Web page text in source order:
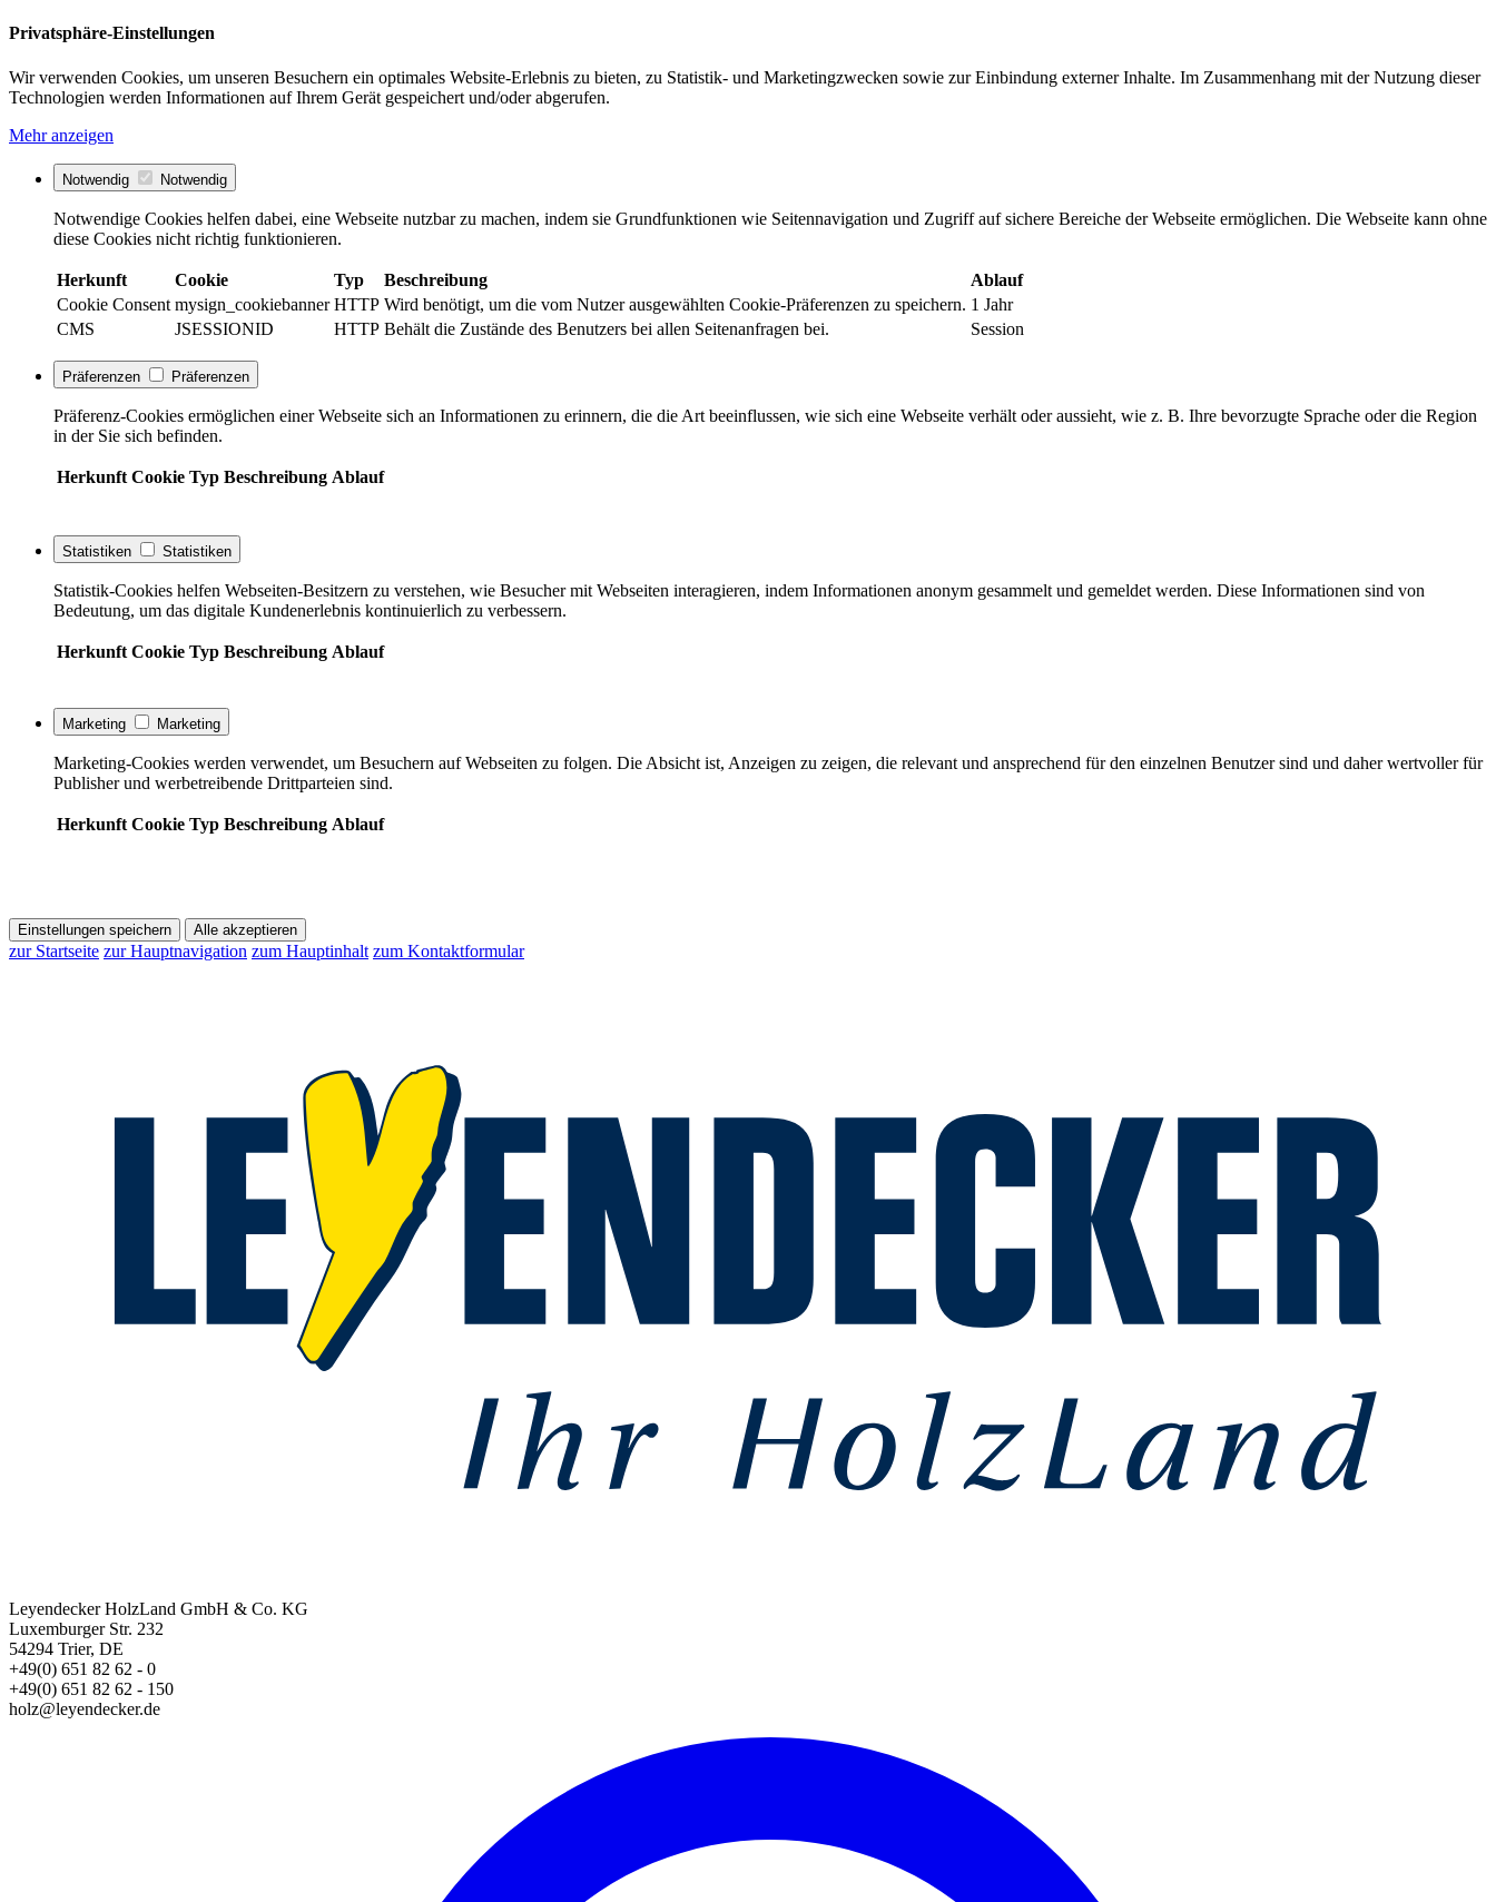
Privatsphäre-Einstellungen
Wir verwenden Cookies, um unseren Besuchern ein optimales Website-Erlebnis zu bieten, zu Statistik- und Marketingzwecken sowie zur Einbindung externer Inhalte. Im Zusammenhang mit der Nutzung dieser
Technologien werden Informationen auf Ihrem Gerät gespeichert und/oder abgerufen.
Mehr anzeigen
Notwendig Notwendig
Notwendige Cookies helfen dabei, eine Webseite nutzbar zu machen, indem sie Grundfunktionen wie Seitennavigation und Zugriff auf sichere Bereiche der Webseite ermöglichen. Die Webseite kann ohne
diese Cookies nicht richtig funktionieren.
Herkunft Cookie Typ Beschreibung
Ablauf
Cookie Consent mysign_cookiebanner HTTP Wird benötigt, um die vom Nutzer ausgewählten Cookie-Präferenzen zu speichern. 1 Jahr
CMS
JSESSIONID HTTP Behält die Zustände des Benutzers bei allen Seitenanfragen bei. Session
Präferenzen Präferenzen
Präferenz-Cookies ermöglichen einer Webseite sich an Informationen zu erinnern, die die Art beeinflussen, wie sich eine Webseite verhält oder aussieht, wie z. B. Ihre bevorzugte Sprache oder die Region
in der Sie sich befinden.
Herkunft Cookie Typ Beschreibung Ablauf
Statistiken Statistiken
Statistik-Cookies helfen Webseiten-Besitzern zu verstehen, wie Besucher mit Webseiten interagieren, indem Informationen anonym gesammelt und gemeldet werden. Diese Informationen sind von
Bedeutung, um das digitale Kundenerlebnis kontinuierlich zu verbessern.
Herkunft Cookie Typ Beschreibung Ablauf
Marketing Marketing
Marketing-Cookies werden verwendet, um Besuchern auf Webseiten zu folgen. Die Absicht ist, Anzeigen zu zeigen, die relevant und ansprechend für den einzelnen Benutzer sind und daher wertvoller für
Publisher und werbetreibende Drittparteien sind.
Herkunft Cookie Typ Beschreibung Ablauf
Einstellungen speichern Alle akzeptieren
zur Startseite zur Hauptnavigation zum Hauptinhalt zum Kontaktformular
Leyendecker HolzLand GmbH & Co. KG
Luxemburger Str. 232
54294 Trier, DE
+49(0) 651 82 62 - 0
+49(0) 651 82 62 - 150
holz@leyendecker.de